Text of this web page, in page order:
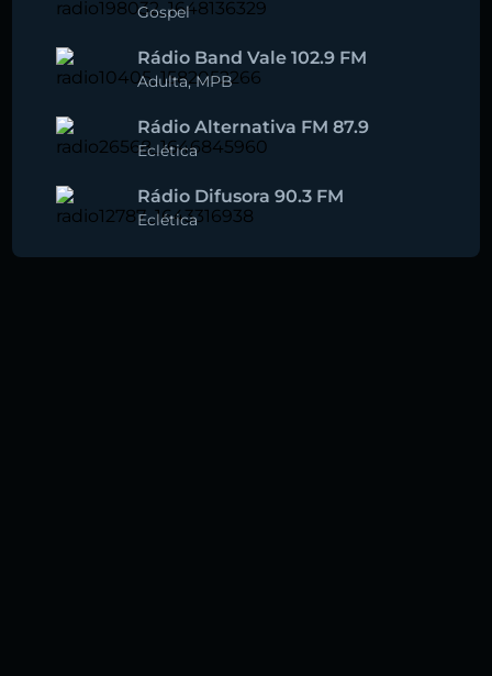
Gospel
Rádio Band Vale 102.9 FM
Adulta,MPB
Rádio Alternativa FM 87.9
Eclética
Rádio Difusora 90.3 FM
Eclética